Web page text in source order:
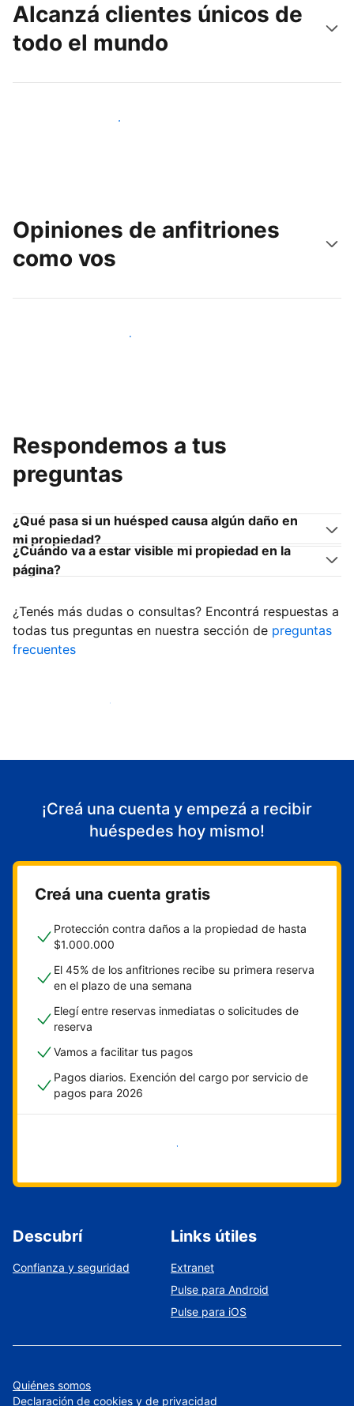
Alcanzá clientes únicos de
todo el mundo
Llegá a huéspedes nuevos hoy
Opiniones de anfitriones
como vos
Unite a otros anfitriones como vos
Respondemos a tus
preguntas
¿Qué pasa si un huésped causa algún daño en
mi propiedad?
¿Cuándo va a estar visible mi propiedad en la
página?
¿Tenés más dudas o consultas? Encontrá respuestas a
todas tus preguntas en nuestra sección de preguntas
frecuentes
Empezá a recibir huéspedes
¡Creá una cuenta y empezá a recibir
huéspedes hoy mismo!
Creá una cuenta gratis
Protección contra daños a la propiedad de hasta
$1.000.000
El 45% de los anfitriones recibe su primera reserva
en el plazo de una semana
Elegí entre reservas inmediatas o solicitudes de
reserva
Vamos a facilitar tus pagos
Pagos diarios. Exención del cargo por servicio de
pagos para 2026
Empezar ahora
Descubrí
Confianza y seguridad
Links útiles
Extranet
Pulse para Android
Pulse para iOS
Quiénes somos
Declaración de cookies y de privacidad